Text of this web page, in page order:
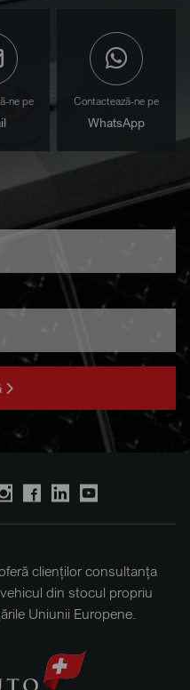
ne pe Contactează-ne pe
WhatsApp
clienților consultanța
din stocul propriu
Uniunii Europene.